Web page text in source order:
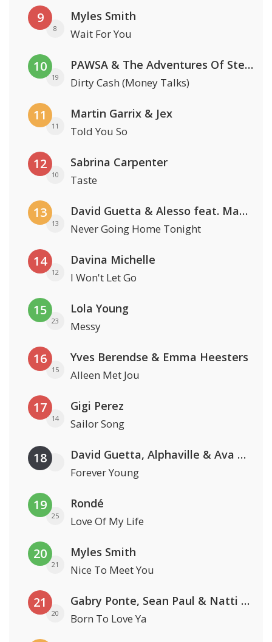
9
8
Myles Smith
Wait For You
10
19
PAWSA & The Adventures Of Stevie V
Dirty Cash (Money Talks)
11
11
Martin Garrix & Jex
Told You So
12
10
Sabrina Carpenter
Taste
13
13
David Guetta & Alesso feat. Madison Love
Never Going Home Tonight
14
12
Davina Michelle
I Won't Let Go
15
23
Lola Young
Messy
16
15
Yves Berendse & Emma Heesters
Alleen Met Jou
17
14
Gigi Perez
Sailor Song
18 David Guetta, Alphaville & Ava Max
Forever Young
19
25
Rondé
Love Of My Life
20
21
Myles Smith
Nice To Meet You
21
20
Gabry Ponte, Sean Paul & Natti Natasha
Born To Love Ya